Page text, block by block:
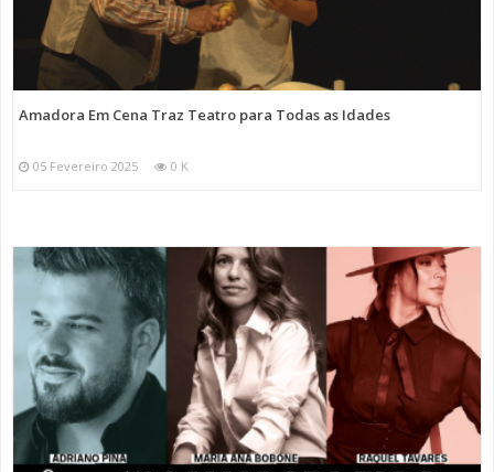
Amadora Em Cena Traz Teatro para Todas as Idades
05 Fevereiro 2025 0 K